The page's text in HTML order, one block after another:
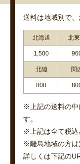
送料は地域別で、
北海道 北
1,500
北陸 関
800
※上記の送料の中
す。
※上記は全て税込
※離島地域の方は
詳しくは下記の